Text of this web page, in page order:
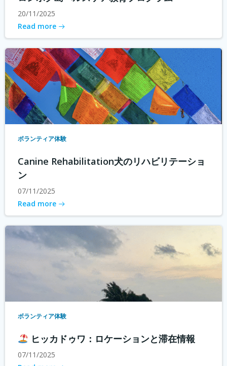
20/11/2025
Read more
ボランティア体験
Canine Rehabilitation犬のリハビリテーショ
ン
07/11/2025
Read more
ボランティア体験
ヒッカドゥワ：ロケーションと滞在情報
07/11/2025